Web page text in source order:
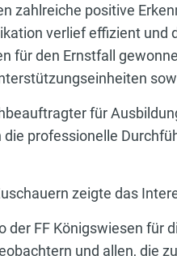
zahlreiche positive
verlief effizient
für den Ernstfall
für
professionelle
zeigte das
der FF Königswiesen
und allen, die